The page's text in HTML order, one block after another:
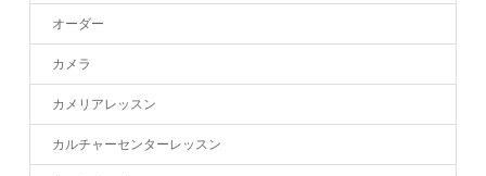
オーダー
カメラ
カメリアレッスン
カルチャーセンターレッスン